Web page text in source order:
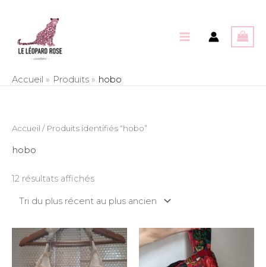
Accueil Produits hobo
Accueil / Produits identifiés “hobo”
hobo
12 résultats affichés
Trié
du